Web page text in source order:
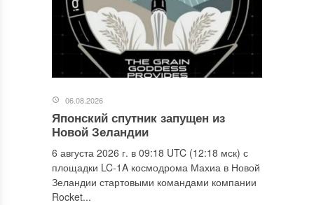
06.08.2026
Японский спутник запущен из
Новой Зеландии
6 августа 2026 г. в 09:18 UTC (12:18 мск) с
площадки LC-1A космодрома Махиа в Новой
Зеландии стартовыми командами компании
Rocket...